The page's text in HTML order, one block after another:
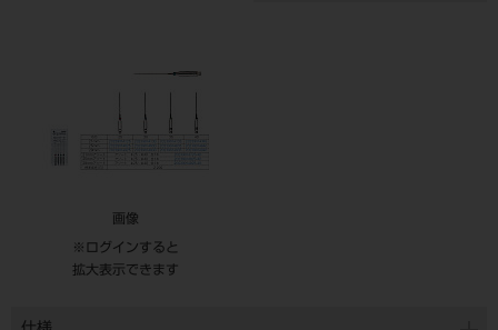
画像
※ログインすると
拡大表示できます